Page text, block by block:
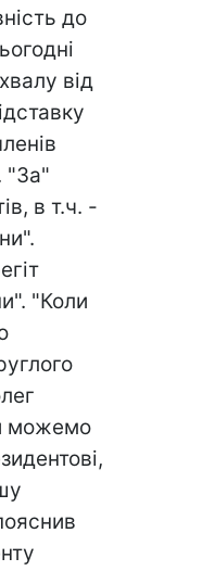
до
від
"За"
в т.ч. -
"Коли
можемо